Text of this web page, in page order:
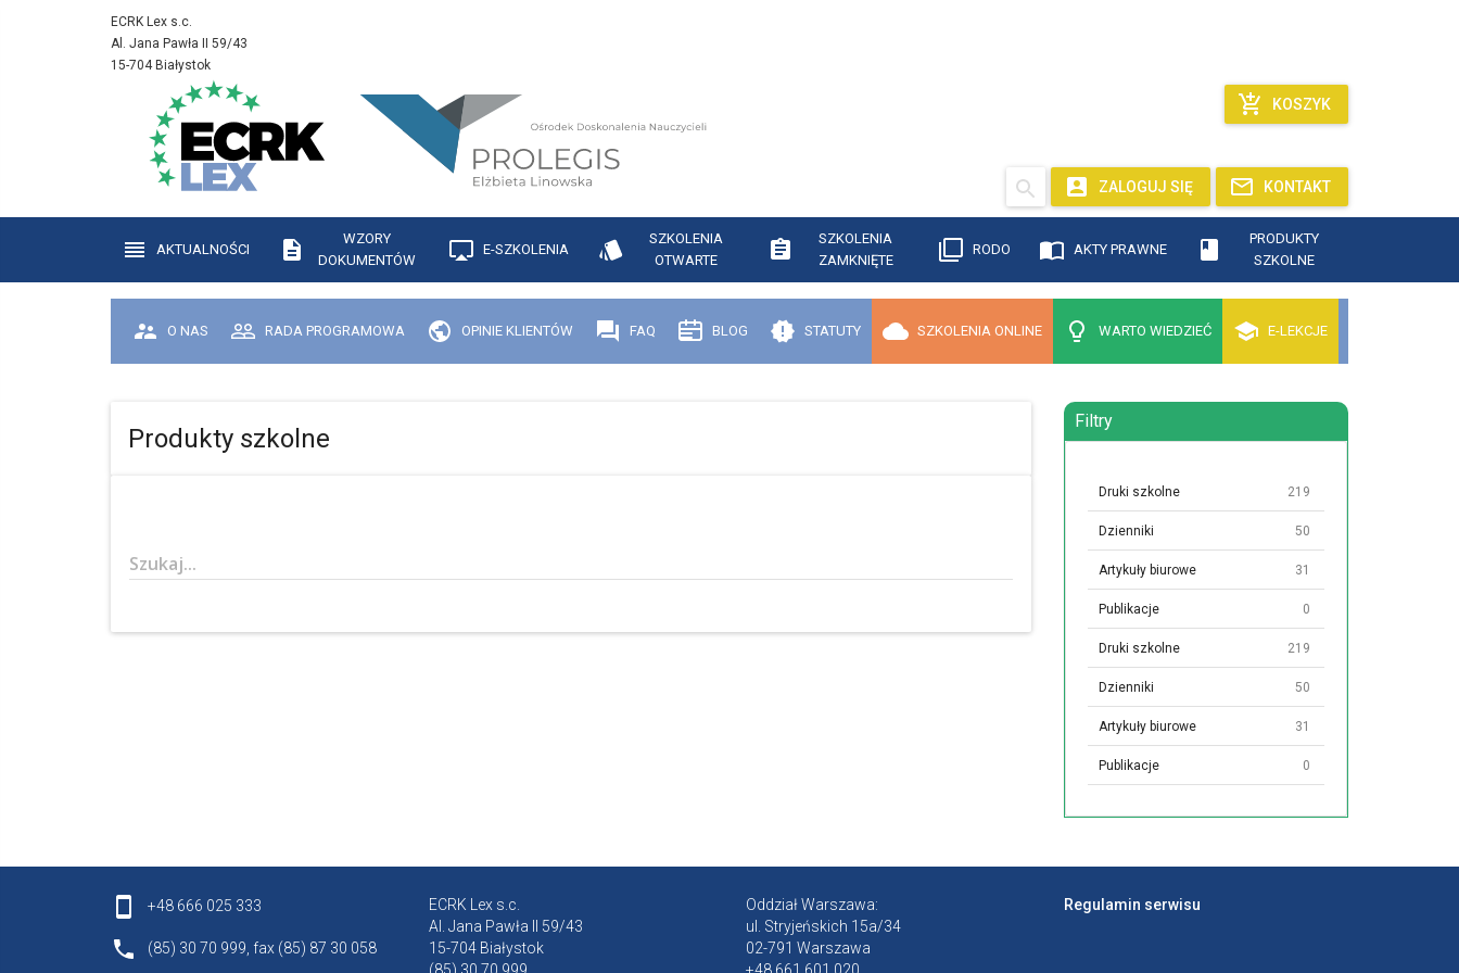
ECRK Lex s.c.
Al. Jana Pawła II 59/43
15-704 Białystok
KOSZYK
ZALOGUJ SIĘ KONTAKT
AKTUALNOŚCI
WZORY
DOKUMENTÓW
E-SZKOLENIA
SZKOLENIA
OTWARTE
SZKOLENIA
ZAMKNIĘTE
RODO AKTY PRAWNE
PRODUKTY
SZKOLNE
O NAS RADA PROGRAMOWA OPINIE KLIENTÓW FAQ BLOG STATUTY SZKOLENIA ONLINE WARTO WIEDZIEĆ E-LEKCJE
Produkty szkolne
Szukaj...
Filtry
219
Druki szkolne
50
Dzienniki
31
Artykuły biurowe
0
Publikacje
219
Druki szkolne
50
Dzienniki
31
Artykuły biurowe
0
Publikacje
+48 666 025 333
(85) 30 70 999, fax (85) 87 30 058
ECRK Lex s.c.
Al. Jana Pawła II 59/43
15-704 Białystok
Oddział Warszawa:
ul. Stryjeńskich 15a/34
02-791 Warszawa
Regulamin serwisu